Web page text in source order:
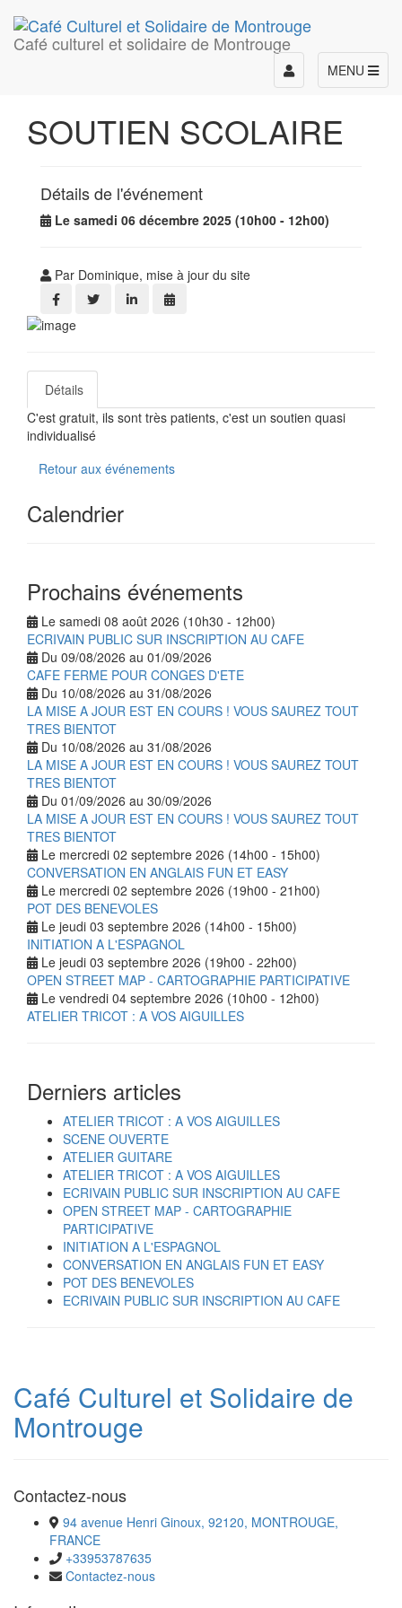
Café culturel et solidaire de Montrouge
MENU
Toggle
navigation
SOUTIEN SCOLAIRE
Détails de l'événement
Le samedi 06 décembre 2025 (10h00 - 12h00)
Par Dominique, mise à jour du site
Détails
C'est gratuit, ils sont très patients, c'est un soutien quasi
individualisé
Retour aux événements
Calendrier
Prochains événements
Le samedi 08 août 2026 (10h30 - 12h00)
ECRIVAIN PUBLIC SUR INSCRIPTION AU CAFE
Du 09/08/2026 au 01/09/2026
CAFE FERME POUR CONGES D'ETE
Du 10/08/2026 au 31/08/2026
LA MISE A JOUR EST EN COURS ! VOUS SAUREZ TOUT
TRES BIENTOT
Du 10/08/2026 au 31/08/2026
LA MISE A JOUR EST EN COURS ! VOUS SAUREZ TOUT
TRES BIENTOT
Du 01/09/2026 au 30/09/2026
LA MISE A JOUR EST EN COURS ! VOUS SAUREZ TOUT
TRES BIENTOT
Le mercredi 02 septembre 2026 (14h00 - 15h00)
CONVERSATION EN ANGLAIS FUN ET EASY
Le mercredi 02 septembre 2026 (19h00 - 21h00)
POT DES BENEVOLES
Le jeudi 03 septembre 2026 (14h00 - 15h00)
INITIATION A L'ESPAGNOL
Le jeudi 03 septembre 2026 (19h00 - 22h00)
OPEN STREET MAP - CARTOGRAPHIE PARTICIPATIVE
Le vendredi 04 septembre 2026 (10h00 - 12h00)
ATELIER TRICOT : A VOS AIGUILLES
Derniers articles
ATELIER TRICOT : A VOS AIGUILLES
SCENE OUVERTE
ATELIER GUITARE
ATELIER TRICOT : A VOS AIGUILLES
ECRIVAIN PUBLIC SUR INSCRIPTION AU CAFE
OPEN STREET MAP - CARTOGRAPHIE
PARTICIPATIVE
INITIATION A L'ESPAGNOL
CONVERSATION EN ANGLAIS FUN ET EASY
POT DES BENEVOLES
ECRIVAIN PUBLIC SUR INSCRIPTION AU CAFE
Café Culturel et Solidaire de
Montrouge
Contactez-nous
94 avenue Henri Ginoux, 92120, MONTROUGE,
FRANCE
+33953787635
Contactez-nous